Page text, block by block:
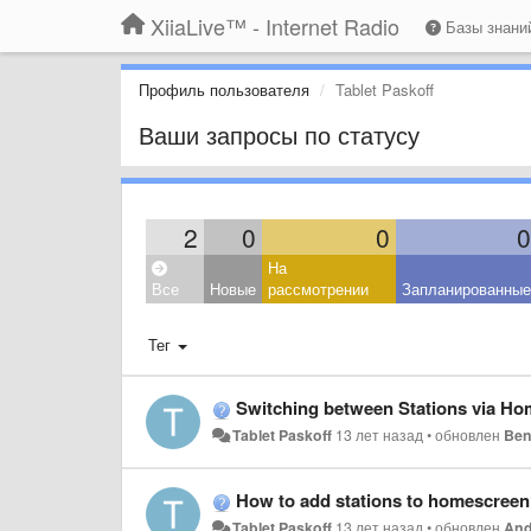
XiiaLive™ - Internet Radio Базы
Профиль пользователя Tablet Paskoff
Ваши запросы по статусу
2 0 0 0
Все Новые
На
рассмотрении
Запланированные
Тег
Switching between Stations via
Tablet Paskoff 13 лет назад•обновлен
How to add stations to